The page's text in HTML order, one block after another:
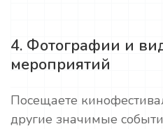
4. Фотографии и
мероприятий
Посещаете
другие значимые